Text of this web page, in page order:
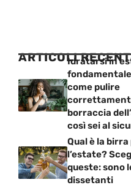
ARTICOLIIdratarsi in
come pulire
borraccia
così sei al
Qual è la
l’estate?
queste: sono
dissetanti